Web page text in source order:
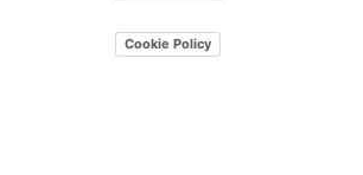
Cookie Policy